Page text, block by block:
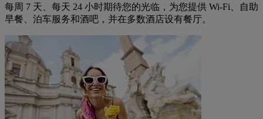
每周 7 天、每天 24 小时期待您的光临，为您提供 Wi-Fi、自助
早餐、泊车服务和酒吧，并在多数酒店设有餐厅。